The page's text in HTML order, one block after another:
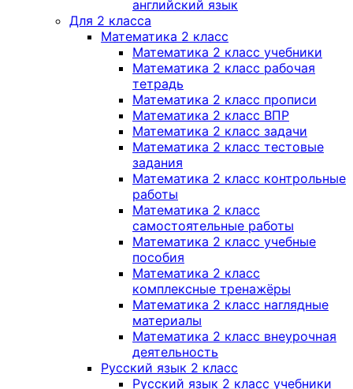
английский язык
Для 2 класса
Математика 2 класс
Математика 2 класс учебники
Математика 2 класс рабочая
тетрадь
Математика 2 класс прописи
Математика 2 класс ВПР
Математика 2 класс задачи
Математика 2 класс тестовые
задания
Математика 2 класс контрольные
работы
Математика 2 класс
самостоятельные работы
Математика 2 класс учебные
пособия
Математика 2 класс
комплексные тренажёры
Математика 2 класс наглядные
материалы
Математика 2 класс внеурочная
деятельность
Русский язык 2 класс
Русский язык 2 класс учебники